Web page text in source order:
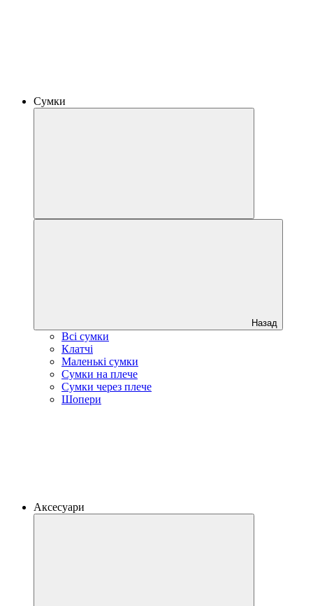
Сумки
Назад
Всі сумки
Клатчі
Маленькі сумки
Сумки на плече
Сумки через плече
Шопери
Аксесуари